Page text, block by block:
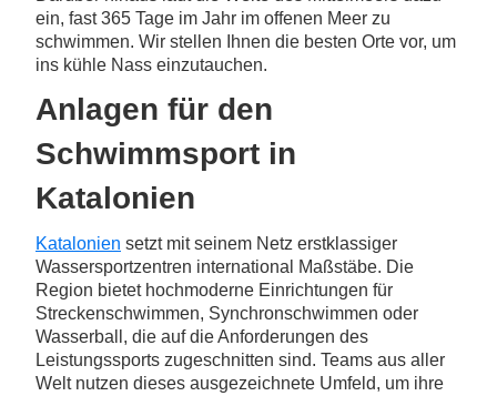
ein, fast 365 Tage im Jahr im offenen Meer zu
schwimmen. Wir stellen Ihnen die besten Orte vor, um
ins kühle Nass einzutauchen.
Anlagen für den
Schwimmsport in
Katalonien
Katalonien setzt mit seinem Netz erstklassiger
Wassersportzentren international Maßstäbe. Die
Region bietet hochmoderne Einrichtungen für
Streckenschwimmen, Synchronschwimmen oder
Wasserball, die auf die Anforderungen des
Leistungssports zugeschnitten sind. Teams aus aller
Welt nutzen dieses ausgezeichnete Umfeld, um ihre